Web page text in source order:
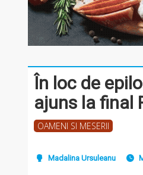
În loc de
ajuns la final
OAMENI SI MESERII
Madalina Ursuleanu